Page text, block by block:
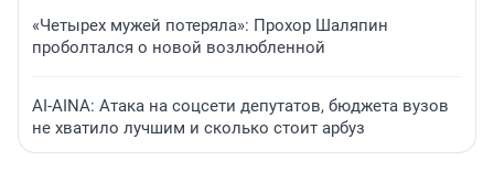
«Четырех мужей потеряла»: Прохор Шаляпин
проболтался о новой возлюбленной
AI-AINA: Атака на соцсети депутатов, бюджета вузов
не хватило лучшим и сколько стоит арбуз